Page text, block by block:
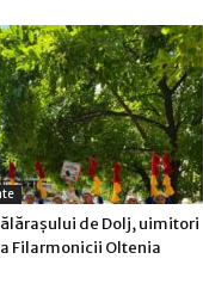
de Dolj, uimitori
Filarmonicii Oltenia